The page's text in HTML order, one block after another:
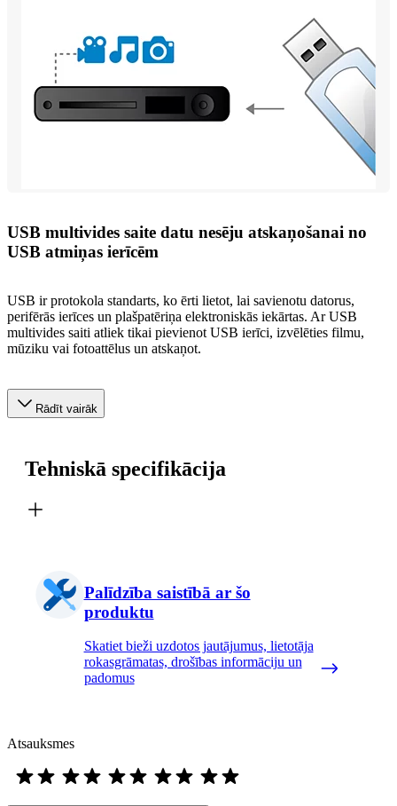
USB multivides saite datu nesēju atskaņošanai no
USB atmiņas ierīcēm
USB ir protokola standarts, ko ērti lietot, lai savienotu datorus,
perifērās ierīces un plašpatēriņa elektroniskās iekārtas. Ar USB
multivides saiti atliek tikai pievienot USB ierīci, izvēlēties filmu,
mūziku vai fotoattēlus un atskaņot.
Rādīt vairāk
Tehniskā specifikācija
Palīdzība saistībā ar šo
produktu
Skatiet bieži uzdotos jautājumus, lietotāja
rokasgrāmatas, drošības informāciju un
padomus
Atsauksmes